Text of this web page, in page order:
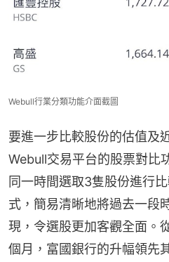
Webull行業分類功能介面截圖
要進一步比較股份的估值及
Webull交易平台的股票對比
同一時間選取3隻股份進行
式，簡易清晰地將過去一段
現，令選股更加客觀全面。
個月，富國銀行的升幅領先